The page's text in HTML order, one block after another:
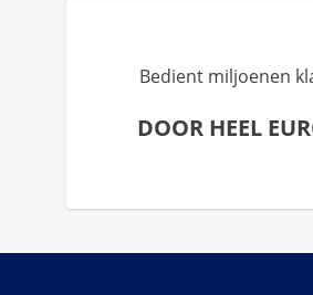
Bedient miljoenen
DOOR HEEL